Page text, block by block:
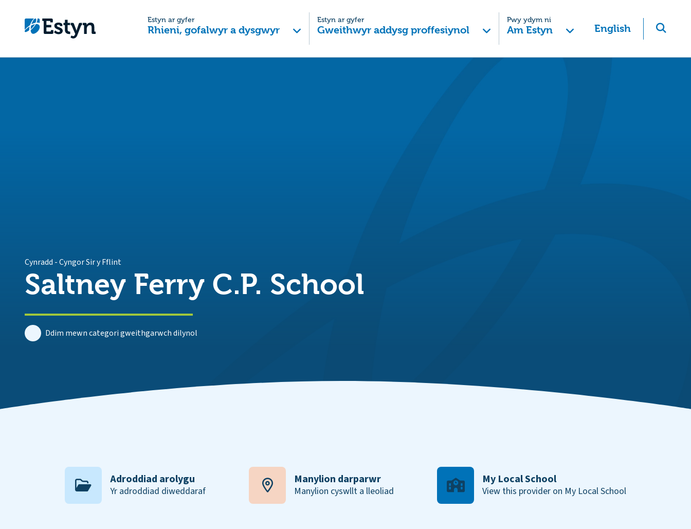
Estyn ar gyfer
Rhieni, gofalwyr a dysgwyr
Estyn ar gyfer
Gweithwyr addysg proffesiynol
Pwy ydym ni
Am Estyn English
Cynradd -Cyngor Sir y Fflint
Saltney Ferry C.P. School
Ddim mewn categori gweithgarwch dilynol
Adroddiad arolygu
Yr adroddiad diweddaraf
Manylion darparwr
Manylion cyswllt a lleoliad
My Local School
View this provider on My Local School